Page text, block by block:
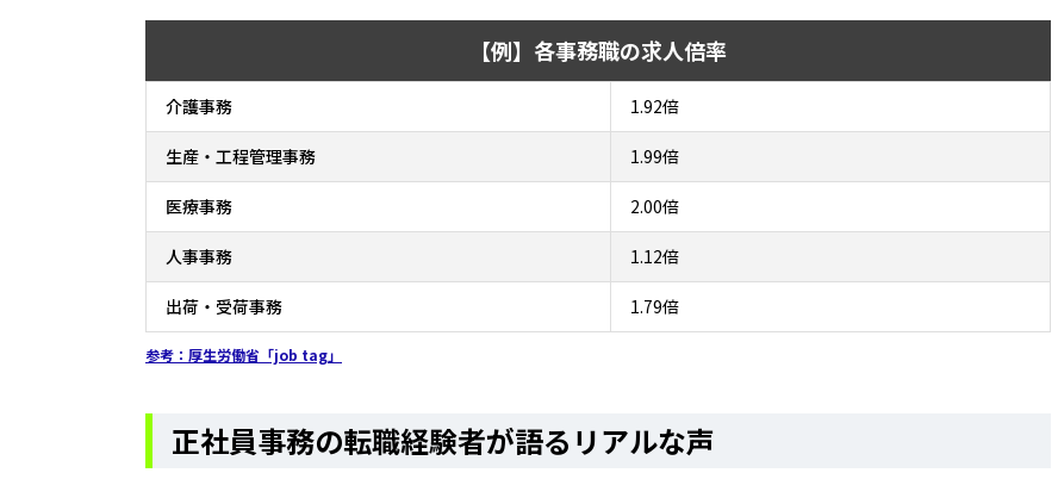
【例】各事務職の求人倍率
介護事務 1.92倍
生産・工程管理事務 1.99倍
医療事務 2.00倍
人事事務 1.12倍
出荷・受荷事務 1.79倍
参考：厚生労働省「job tag」
正社員事務の転職経験者が語るリアルな声